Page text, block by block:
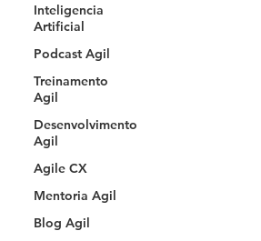
Inteligencia
Artificial
Podcast Agil
Treinamento
Agil
Desenvolvimento
Agil
Agile CX
Mentoria Agil
Blog Agil